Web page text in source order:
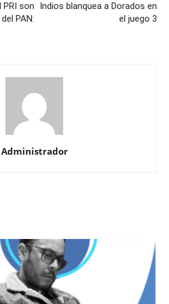
PRI son
PAN:
Indios blanquea a Dorados en
el juego 3
Administrador